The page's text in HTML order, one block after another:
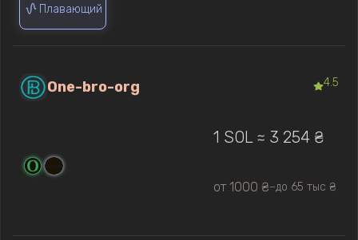
Плавающий
One-bro-org 4.5
1 SOL ≈ 3 254 ₴
от 1000 ₴—до 65 тыс ₴